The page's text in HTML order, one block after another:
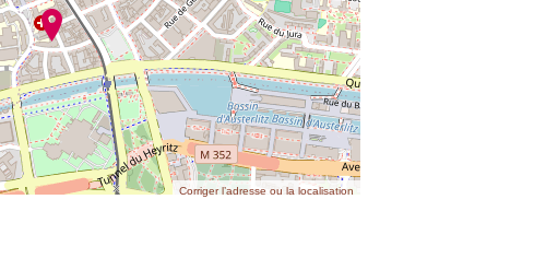
Corriger l’adresse ou la localisation